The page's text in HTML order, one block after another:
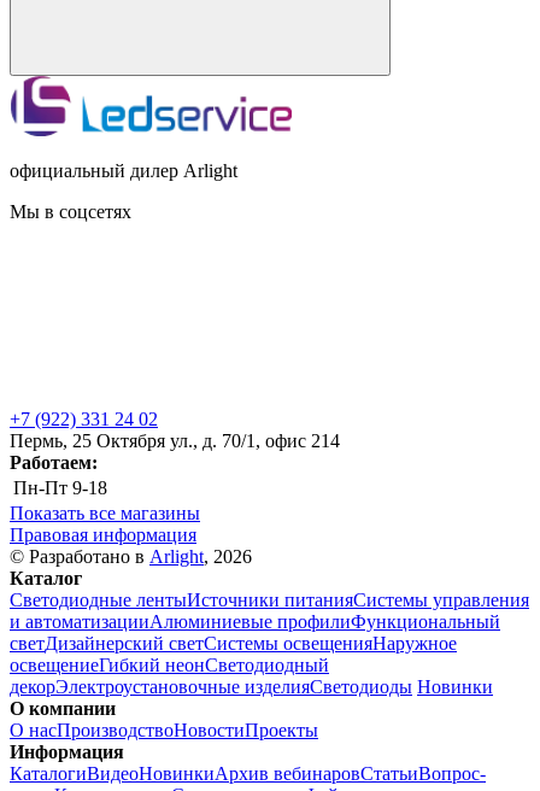
официальный дилер Arlight
Мы в соцсетях
+7 (922) 331 24 02
Пермь, 25 Октября ул., д. 70/1, офис 214
Работаем:
Пн-Пт 9-18
Показать все магазины
Правовая информация
© Разработано в Arlight, 2026
Каталог
Светодиодные лентыИсточники питанияСистемы управления
и автоматизацииАлюминиевые профилиФункциональный
светДизайнерский светСистемы освещенияНаружное
освещениеГибкий неонСветодиодный
декорЭлектроустановочные изделияСветодиоды Новинки
О компании
О насПроизводствоНовостиПроекты
Информация
КаталогиВидеоНовинкиАрхив вебинаровСтатьиВопрос-